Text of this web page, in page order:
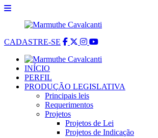
CADASTRE-SE
INÍCIO
PERFIL
PRODUÇÃO LEGISLATIVA
Principais leis
Requerimentos
Projetos
Projetos de Lei
Projetos de Indicação